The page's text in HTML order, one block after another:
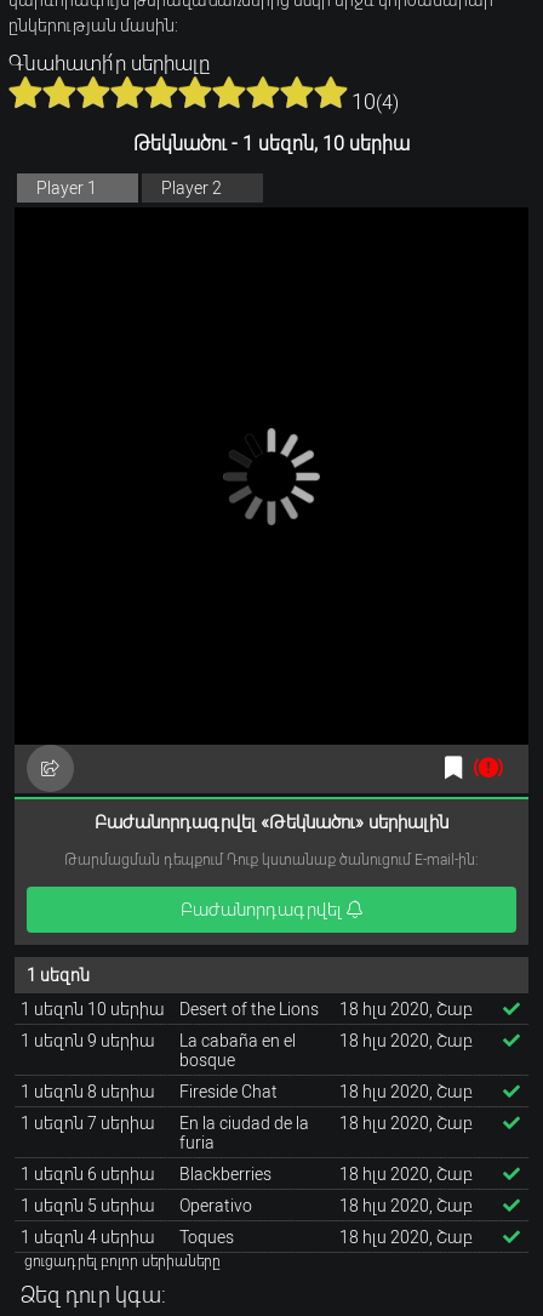
ընկերության մասին:
Գնահատի՛ր սերիալը
10(4)
Թեկնածու - 1 սեզոն, 10 սերիա
Player 1 Player 2
Բաժանորդագրվել «Թեկնածու» սերիալին
Թարմացման դեպքում Դուք կստանաք ծանուցում E-mail-ին:
Բաժանորդագրվել
1 սեզոն
1 սեզոն 10 սերիա
Desert of the Lions
18 հլս 2020, Շաբ
1 սեզոն 9 սերիա
La cabaña en el
bosque
18 հլս 2020, Շաբ
1 սեզոն 8 սերիա Fireside Chat
18 հլս 2020, Շաբ
1 սեզոն 7 սերիա
En la ciudad de la
furia
18 հլս 2020, Շաբ
1 սեզոն 6 սերիա Blackberries
18 հլս 2020, Շաբ
1 սեզոն 5 սերիա
Operativo
18 հլս 2020, Շաբ
1 սեզոն 4 սերիա
Toques 18 հլս 2020, Շաբ
ցուցադրել բոլոր սերիաները
Ձեզ դուր կգա: